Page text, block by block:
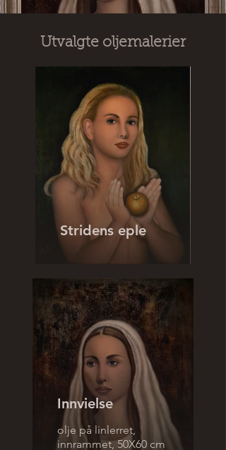
Utvalgte oljemalerier
Stridens eple
Innvielse
olje på linlerret,
innrammet, 50X60 cm